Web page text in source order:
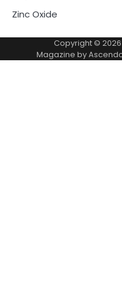
Zinc Oxide
Copyright © 2026
Magazine by